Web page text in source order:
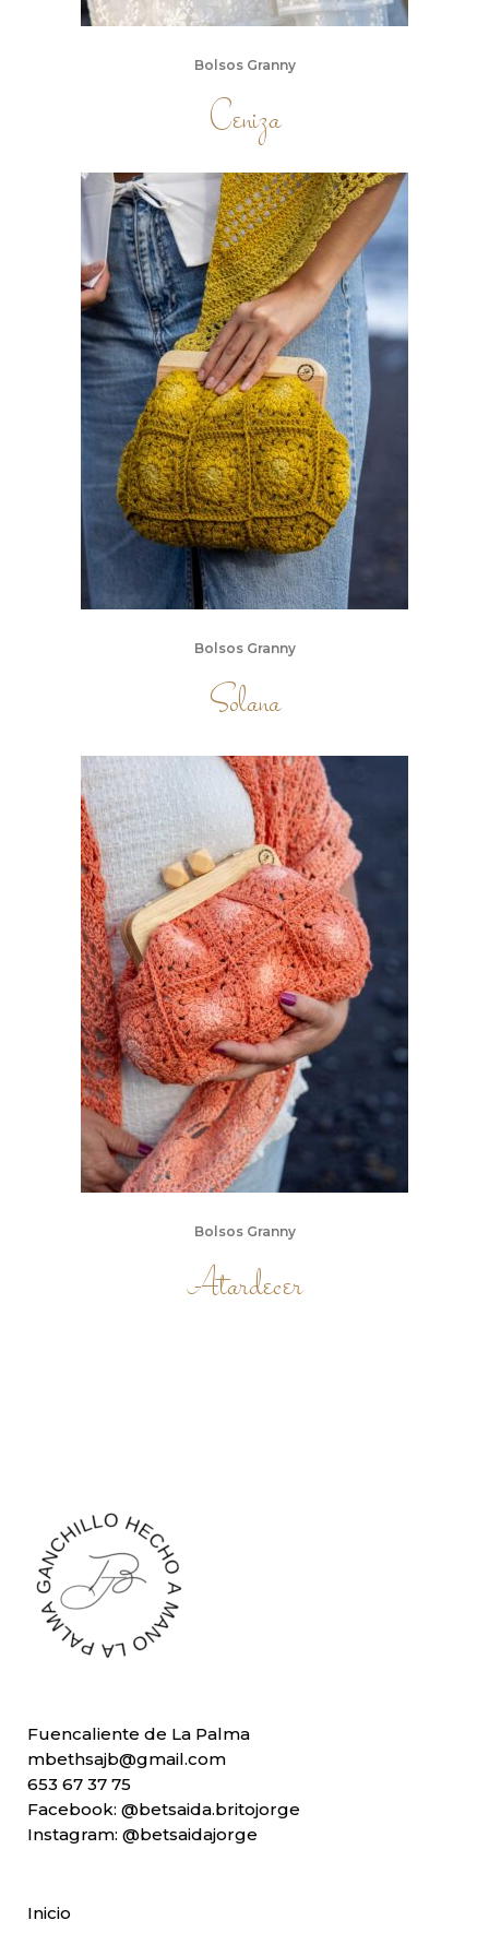
Bolsos Granny
Ceniza
Bolsos Granny
Solana
Bolsos Granny
Atardecer
Fuencaliente de La Palma
mbethsajb@gmail.com
653 67 37 75
Facebook: @betsaida.britojorge
Instagram: @betsaidajorge
Inicio